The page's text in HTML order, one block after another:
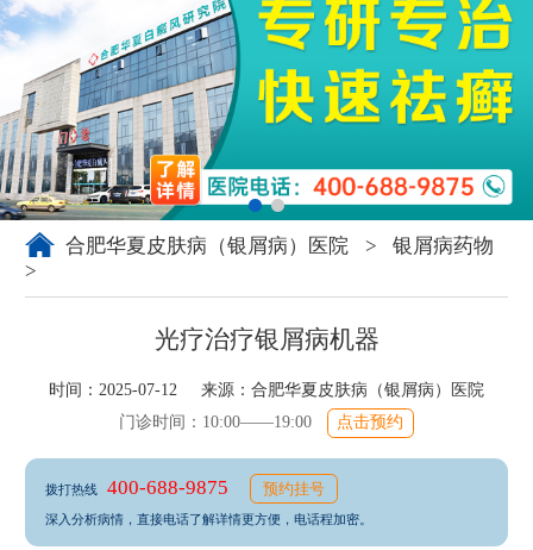
合肥华夏皮肤病（银屑病）医院 >
银屑病药物
>
光疗治疗银屑病机器
时间：2025-07-12 来源： 合肥华夏皮肤病（银屑病）医院
门诊时间：10:00——19:00
点击预约
拨打热线 400-688-9875 预约挂号
深入分析病情，直接电话了解详情更方便，电话程加密。